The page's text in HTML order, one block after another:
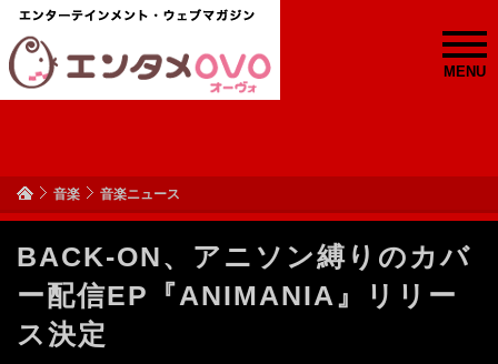
MENU
音楽 音楽ニュース
BACK-ON、アニソン縛りのカバ
ー配信EP『ANIMANIA』リリー
ス決定